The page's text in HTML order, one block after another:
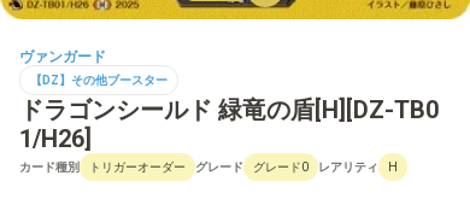
ヴァンガード
【DZ】その他ブースター
ドラゴンシールド 緑竜の盾[H][DZ-TB0
1/H26]
カード種別 トリガーオーダー グレード グレード0 レアリティ H